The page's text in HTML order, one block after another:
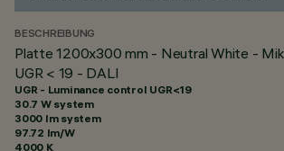
BESCHREIBUNG
Platte 1200x300 mm - Neutral White -
UGR < 19 - DALI
UGR - Luminance control UGR<19
30.7 W system
3000 lm system
97.72 lm/W
4000 K